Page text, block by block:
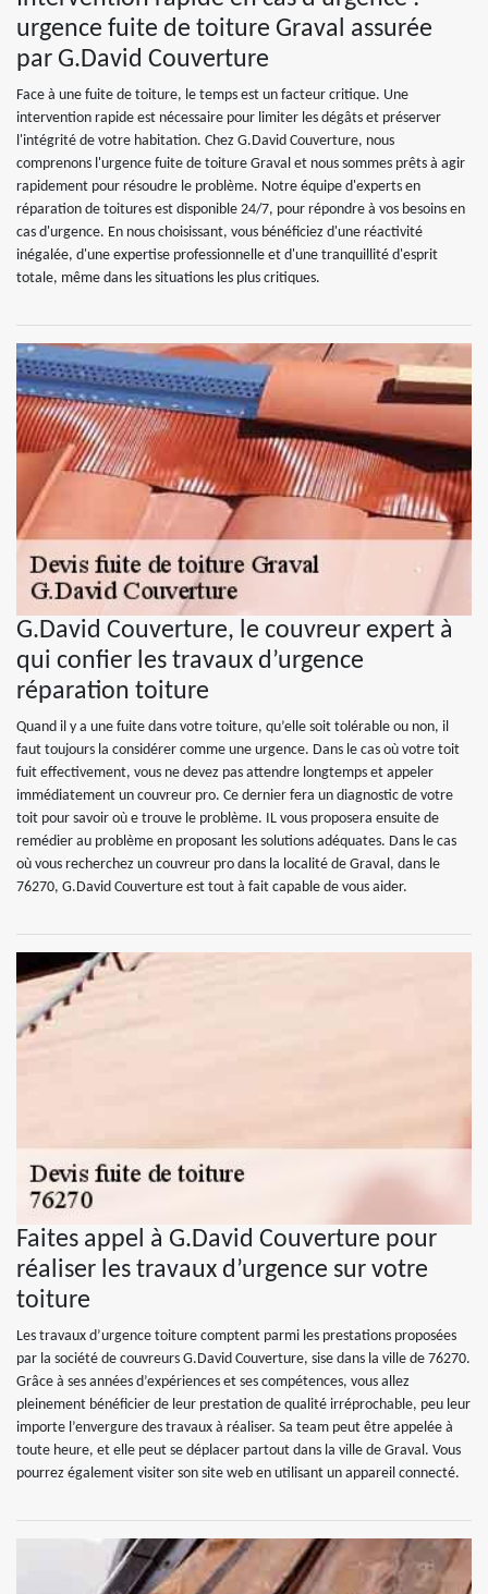
urgence fuite de toiture Graval assurée
par G.David Couverture
Face à une fuite de toiture, le temps est un facteur critique. Une
intervention rapide est nécessaire pour limiter les dégâts et préserver
l'intégrité de votre habitation. Chez G.David Couverture, nous
comprenons l'urgence fuite de toiture Graval et nous sommes prêts à agir
rapidement pour résoudre le problème. Notre équipe d'experts en
réparation de toitures est disponible 24/7, pour répondre à vos besoins en
cas d'urgence. En nous choisissant, vous bénéficiez d'une réactivité
inégalée, d'une expertise professionnelle et d'une tranquillité d'esprit
totale, même dans les situations les plus critiques.
G.David Couverture, le couvreur expert à
qui confier les travaux d’urgence
réparation toiture
Quand il y a une fuite dans votre toiture, qu’elle soit tolérable ou non, il
faut toujours la considérer comme une urgence. Dans le cas où votre toit
fuit effectivement, vous ne devez pas attendre longtemps et appeler
immédiatement un couvreur pro. Ce dernier fera un diagnostic de votre
toit pour savoir où e trouve le problème. IL vous proposera ensuite de
remédier au problème en proposant les solutions adéquates. Dans le cas
où vous recherchez un couvreur pro dans la localité de Graval, dans le
76270, G.David Couverture est tout à fait capable de vous aider.
Faites appel à G.David Couverture pour
réaliser les travaux d’urgence sur votre
toiture
Les travaux d’urgence toiture comptent parmi les prestations proposées
par la société de couvreurs G.David Couverture, sise dans la ville de 76270.
Grâce à ses années d’expériences et ses compétences, vous allez
pleinement bénéficier de leur prestation de qualité irréprochable, peu leur
importe l’envergure des travaux à réaliser. Sa team peut être appelée à
toute heure, et elle peut se déplacer partout dans la ville de Graval. Vous
pourrez également visiter son site web en utilisant un appareil connecté.